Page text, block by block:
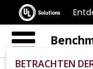
BETRACHTEN